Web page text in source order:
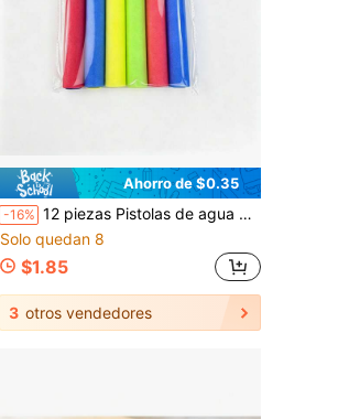
Ahorro de $0.35
-16% 12 piezas Pistolas de agua de espuma, Super cañón de agua rociador de espuma con mango de plástico, Piscina al aire libre, Patio trasero, Pelea de agua en la playa, Suministros para fiesta hawaiana - 1/6/12 piezas, 22CM - Color aleatorio
Solo quedan 8
$1.85
3 otros vendedores